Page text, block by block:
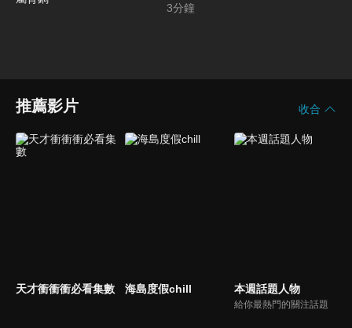
3分鐘
推薦影片 收合
天才衝衝衝必看集數 海島度假chill 本週話題人物
給你最熱門的關注話題